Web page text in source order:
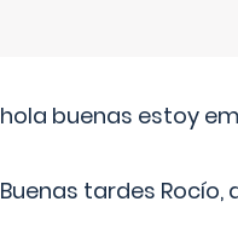
hola buenas estoy
Buenas tardes